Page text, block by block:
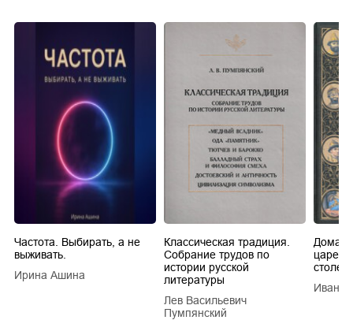
Частота. Выбирать, а не
выживать.
Ирина Ашина
Классическая традиция.
Собрание трудов по
истории русской
литературы
Лев Васильевич
Пумпянский
царей
Иван